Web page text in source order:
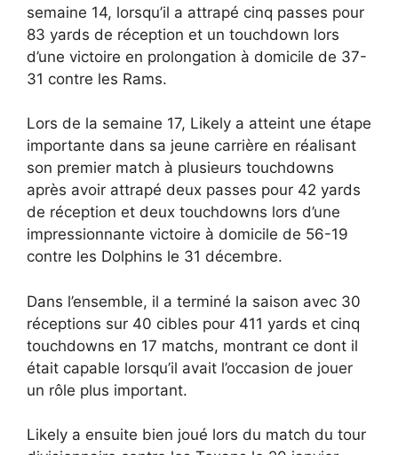
semaine 14, lorsqu’il a attrapé cinq passes pour
83 yards de réception et un touchdown lors
d’une victoire en prolongation à domicile de 37-
31 contre les Rams.
Lors de la semaine 17, Likely a atteint une étape
importante dans sa jeune carrière en réalisant
son premier match à plusieurs touchdowns
après avoir attrapé deux passes pour 42 yards
de réception et deux touchdowns lors d’une
impressionnante victoire à domicile de 56-19
contre les Dolphins le 31 décembre.
Dans l’ensemble, il a terminé la saison avec 30
réceptions sur 40 cibles pour 411 yards et cinq
touchdowns en 17 matchs, montrant ce dont il
était capable lorsqu’il avait l’occasion de jouer
un rôle plus important.
Likely a ensuite bien joué lors du match du tour